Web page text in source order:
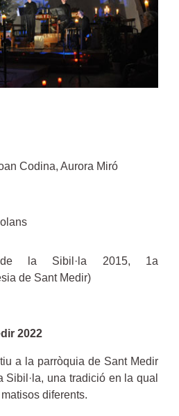
Codina, Aurora Miró
de la Sibil·la 2015, 1a
de Sant Medir)
2022
a la parròquia de Sant Medir
Sibil·la, una tradició en la qual
diferents.